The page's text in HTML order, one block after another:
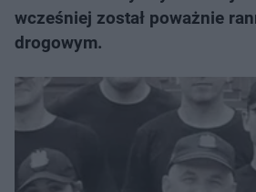
wcześniej został poważnie
drogowym.